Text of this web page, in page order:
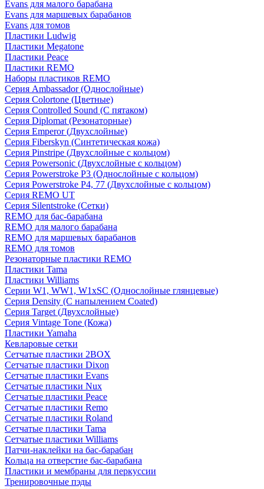
Evans для малого барабана
Evans для маршевых барабанов
Evans для томов
Пластики Ludwig
Пластики Megatone
Пластики Peace
Пластики REMO
Наборы пластиков REMO
Серия Ambassador (Однослойные)
Серия Colortone (Цветные)
Серия Controlled Sound (С пятаком)
Серия Diplomat (Резонаторные)
Серия Emperor (Двухслойные)
Серия Fiberskyn (Синтетическая кожа)
Серия Pinstripe (Двухслойные с кольцом)
Серия Powersonic (Двухслойные с кольцом)
Серия Powerstroke P3 (Однослойные с кольцом)
Серия Powerstroke P4, 77 (Двухслойные с кольцом)
Серия REMO UT
Серия Silentstroke (Сетки)
REMO для бас-барабана
REMO для малого барабана
REMO для маршевых барабанов
REMO для томов
Резонаторные пластики REMO
Пластики Tama
Пластики Williams
Серии W1, WW1, W1xSC (Однослойные глянцевые)
Серия Density (C напылением Coated)
Серия Target (Двухслойные)
Серия Vintage Tone (Кожа)
Пластики Yamaha
Кевларовые сетки
Сетчатые пластики 2BOX
Сетчатые пластики Dixon
Сетчатые пластики Evans
Сетчатые пластики Nux
Сетчатые пластики Peace
Сетчатые пластики Remo
Сетчатые пластики Roland
Сетчатые пластики Tama
Сетчатые пластики Williams
Патчи-наклейки на бас-барабан
Кольца на отверстие бас-барабана
Пластики и мембраны для перкуссии
Тренировочные пэды